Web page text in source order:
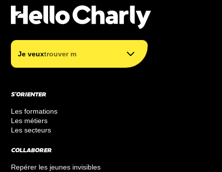
Je veuxtrouver ma fo
trouver mon métier
financer ma formation
S’ORIENTER
Les formations
Les métiers
Les secteurs
COLLABORER
Repérer les jeunes invisibles